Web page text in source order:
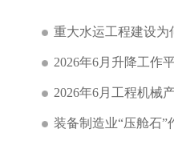
重大水运工程建设为
2026年6月升降工作
2026年6月工程机械
装备制造业“压舱石”